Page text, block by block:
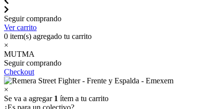
Seguir comprando
Ver carrito
0 item(s) agregado tu carrito
×
MUTMA
Seguir comprando
Checkout
×
Se va a agregar 1 ítem a tu carrito
¿Es para un colectivo?